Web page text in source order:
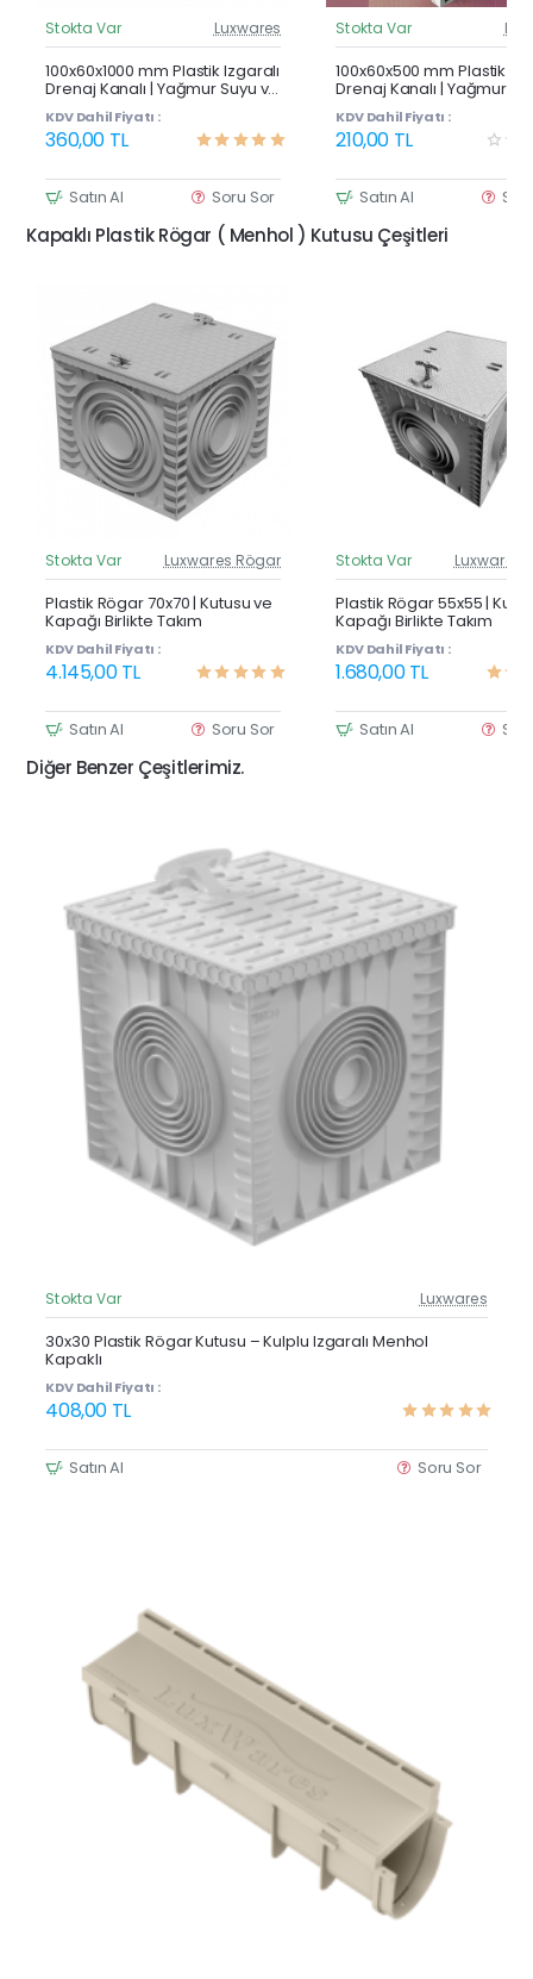
Güncel Fiyat
Çok Satan
Stokta Var Luxwares
100x60x1000 mm Plastik Izgaralı
Drenaj Kanalı | Yağmur Suyu ve
Havuz Kenarı Oluğu
KDV Dahil Fiyatı :
360,00 TL
Satın Al Soru Sor
Stokta Var
100x60x500 mm Plastik
Drenaj Kanalı | Yağmur
Havuz Kenarı Oluğu
KDV Dahil Fiyatı :
210,00 TL
Satın Al
Kapaklı Plastik Rögar ( Menhol ) Kutusu Çeşitleri
Güncel Fiyat
Yeni Ürün
Stokta Var Luxwares Rögar
Plastik Rögar 70x70 | Kutusu ve
Kapağı Birlikte Takım
KDV Dahil Fiyatı :
4.145,00 TL
Satın Al Soru Sor
Stokta Var Luxwares
Plastik Rögar 55x55 |
Kapağı Birlikte Takım
KDV Dahil Fiyatı :
1.680,00 TL
Satın Al
Diğer Benzer Çeşitlerimiz.
Güncel Fiyat
Stokta Var Luxwares
30x30 Plastik Rögar Kutusu – Kulplu Izgaralı Menhol
Kapaklı
KDV Dahil Fiyatı :
408,00 TL
Satın Al Soru Sor